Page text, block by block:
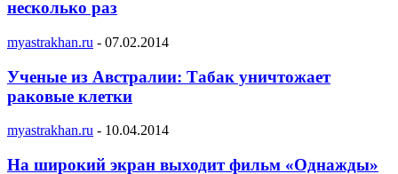
несколько раз
myastrakhan.ru - 07.02.2014
Ученые из Австралии: Табак уничтожает
раковые клетки
myastrakhan.ru - 10.04.2014
На широкий экран выходит фильм «Однажды»